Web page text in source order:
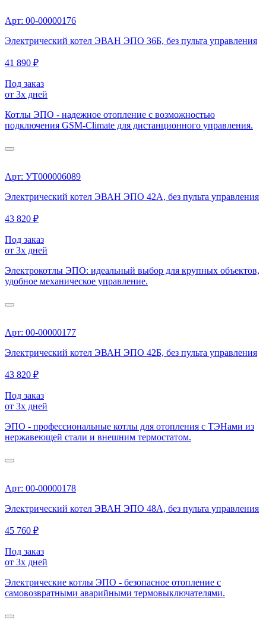
Арт: 00-00000176
Электрический котел ЭВАН ЭПО 36Б, без пульта управления
41 890 ₽
Под заказ
от 3х дней
Котлы ЭПО - надежное отопление с возможностью
подключения GSM-Climate для дистанционного управления.
Арт: УТ000006089
Электрический котел ЭВАН ЭПО 42А, без пульта управления
43 820 ₽
Под заказ
от 3х дней
Электрокотлы ЭПО: идеальный выбор для крупных объектов,
удобное механическое управление.
Арт: 00-00000177
Электрический котел ЭВАН ЭПО 42Б, без пульта управления
43 820 ₽
Под заказ
от 3х дней
ЭПО - профессиональные котлы для отопления с ТЭНами из
нержавеющей стали и внешним термостатом.
Арт: 00-00000178
Электрический котел ЭВАН ЭПО 48А, без пульта управления
45 760 ₽
Под заказ
от 3х дней
Электрические котлы ЭПО - безопасное отопление с
самовозвратными аварийными термовыключателями.